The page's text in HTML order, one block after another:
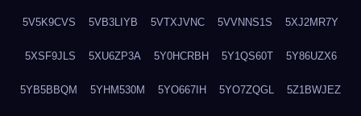
5V5K9CVS 5VB3LIYB 5VTXJVNC 5VVNNS1S 5XJ2MR7Y
5XSF9JLS 5XU6ZP3A 5Y0HCRBH 5Y1QS60T 5Y86UZX6
5YB5BBQM 5YHM530M 5YO667IH 5YO7ZQGL 5Z1BWJEZ